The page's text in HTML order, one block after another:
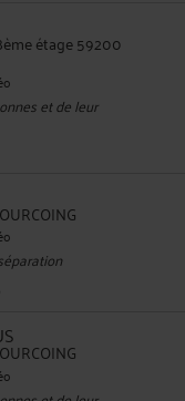
étage 59200
et de leur